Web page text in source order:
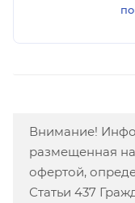
Внимание!
размещенная на
офертой,
Статьи 437